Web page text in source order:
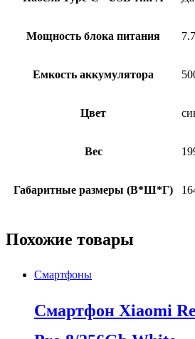
Мощность блока питания
Емкость аккумулятора
Цвет
Вес
Габаритные размеры (В*Ш*Г)
Похожие товары
Смартфоны
Смартфон Xiaomi